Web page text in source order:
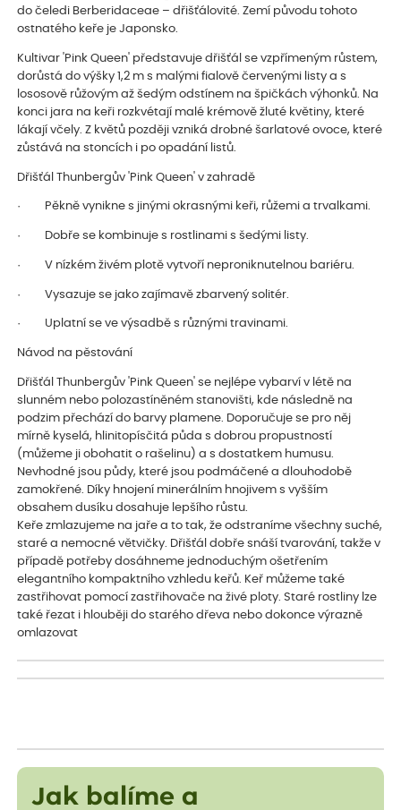
do čeledi Berberidaceae – dřišťálovité. Zemí původu tohoto
ostnatého keře je Japonsko.
Kultivar 'Pink Queen' představuje dřišťál se vzpřímeným růstem,
dorůstá do výšky 1,2 m s malými fialově červenými listy a s
lososově růžovým až šedým odstínem na špičkách výhonků. Na
konci jara na keři rozkvétají malé krémově žluté květiny, které
lákají včely. Z květů později vzniká drobné šarlatové ovoce, které
zůstává na stoncích i po opadání listů.
Dřišťál Thunbergův 'Pink Queen' v zahradě
· Pěkně vynikne s jinými okrasnými keři, růžemi a trvalkami.
· Dobře se kombinuje s rostlinami s šedými listy.
· V nízkém živém plotě vytvoří neproniknutelnou bariéru.
· Vysazuje se jako zajímavě zbarvený solitér.
· Uplatní se ve výsadbě s různými travinami.
Návod na pěstování
Dřišťál Thunbergův 'Pink Queen' se nejlépe vybarví v létě na
slunném nebo polozastíněném stanovišti, kde následně na
podzim přechází do barvy plamene. Doporučuje se pro něj
mírně kyselá, hlinitopísčitá půda s dobrou propustností
(můžeme ji obohatit o rašelinu) a s dostatkem humusu.
Nevhodné jsou půdy, které jsou podmáčené a dlouhodobě
zamokřené. Díky hnojení minerálním hnojivem s vyšším
obsahem dusíku dosahuje lepšího růstu.
Keře zmlazujeme na jaře a to tak, že odstraníme všechny suché,
staré a nemocné větvičky. Dřišťál dobře snáší tvarování, takže v
případě potřeby dosáhneme jednoduchým ošetřením
elegantního kompaktního vzhledu keřů. Keř můžeme také
zastřihovat pomocí zastřihovače na živé ploty. Staré rostliny lze
také řezat i hlouběji do starého dřeva nebo dokonce výrazně
omlazovat
Jak balíme a